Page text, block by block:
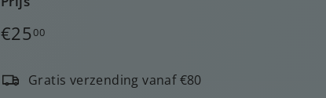
Normale
€2500€25,00
Gratis verzending vanaf €80